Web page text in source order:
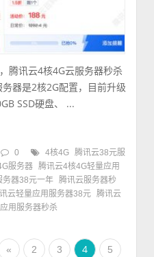
腾讯云4核4G云服务器秒杀
器是2核2G配置，目前升级
SSD硬盘、 ...
0 4核4G
腾讯云38元服
服务器 腾讯云4核4G轻量应用
务器38元一年 腾讯云服务器秒
云轻量应用服务器38元 腾讯云
用服务器秒杀
« 2 3 4
5